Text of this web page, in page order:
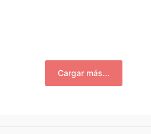
Cargar más...